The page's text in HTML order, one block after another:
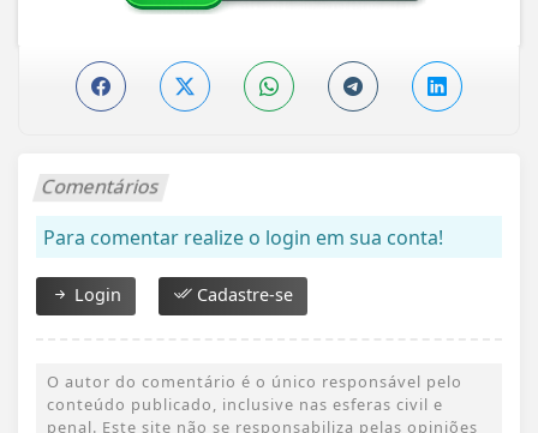
Comentários
Para comentar realize o login em sua conta!
Login Cadastre-se
O autor do comentário é o único responsável pelo
conteúdo publicado, inclusive nas esferas civil e
penal. Este site não se responsabiliza pelas opiniões